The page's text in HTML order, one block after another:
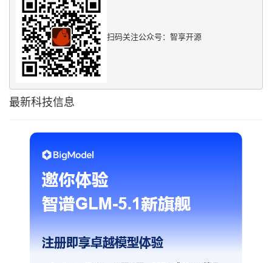
扫码关注公众号：智享开源
最新科技信息